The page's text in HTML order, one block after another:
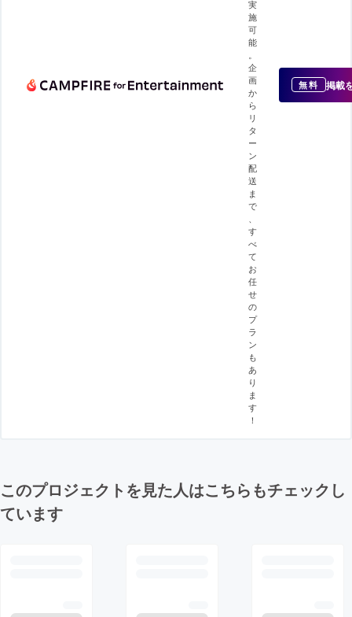
実
施
可
能
企
画
か
ら
リ
タ
ー
ン
配
送
ま
で
す
べ
て
お
任
せ
の
プ
ラ
ン
も
あ
り
ま
す
！
無料 掲載
このプロジェクトを見た人はこちらもチェックし
ています